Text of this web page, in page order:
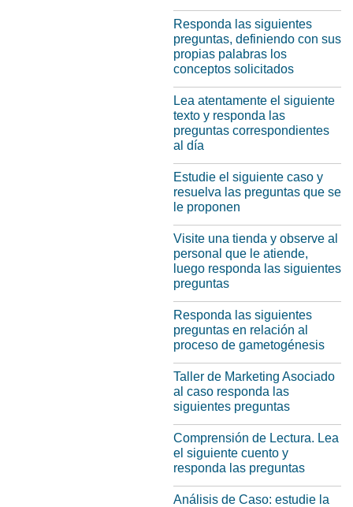
Responda las siguientes
preguntas, definiendo con sus
propias palabras los
conceptos solicitados
Lea atentamente el siguiente
texto y responda las
preguntas correspondientes
al día
Estudie el siguiente caso y
resuelva las preguntas que se
le proponen
Visite una tienda y observe al
personal que le atiende,
luego responda las siguientes
preguntas
Responda las siguientes
preguntas en relación al
proceso de gametogénesis
Taller de Marketing Asociado
al caso responda las
siguientes preguntas
Comprensión de Lectura. Lea
el siguiente cuento y
responda las preguntas
Análisis de Caso: estudie la